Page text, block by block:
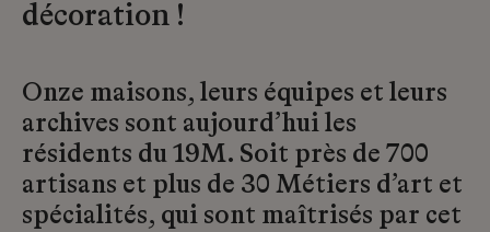
décoration !
Onze maisons, leurs équipes et leurs
archives sont aujourd’hui les
résidents du 19M. Soit près de 700
artisans et plus de 30 Métiers d’art et
spécialités, qui sont maîtrisés par cet